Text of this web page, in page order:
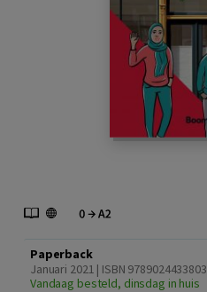
Paperback
Januari 2021 | ISBN 9789024433803
Vandaag besteld, dinsdag in huis